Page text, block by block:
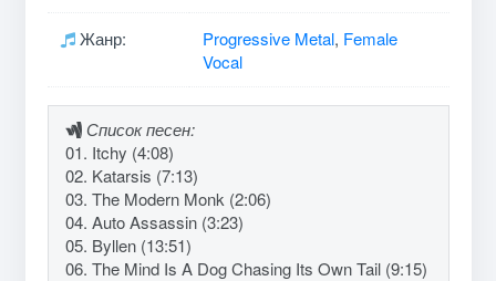
Жанр: Progressive Metal, Female
Vocal
Список песен:
01. Itchy (4:08)
02. Katarsis (7:13)
03. The Modern Monk (2:06)
04. Auto Assassin (3:23)
05. Byllen (13:51)
06. The Mind Is A Dog Chasing Its Own Tail (9:15)